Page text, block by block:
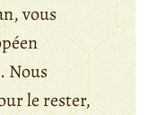
vous
Nous
le rester,